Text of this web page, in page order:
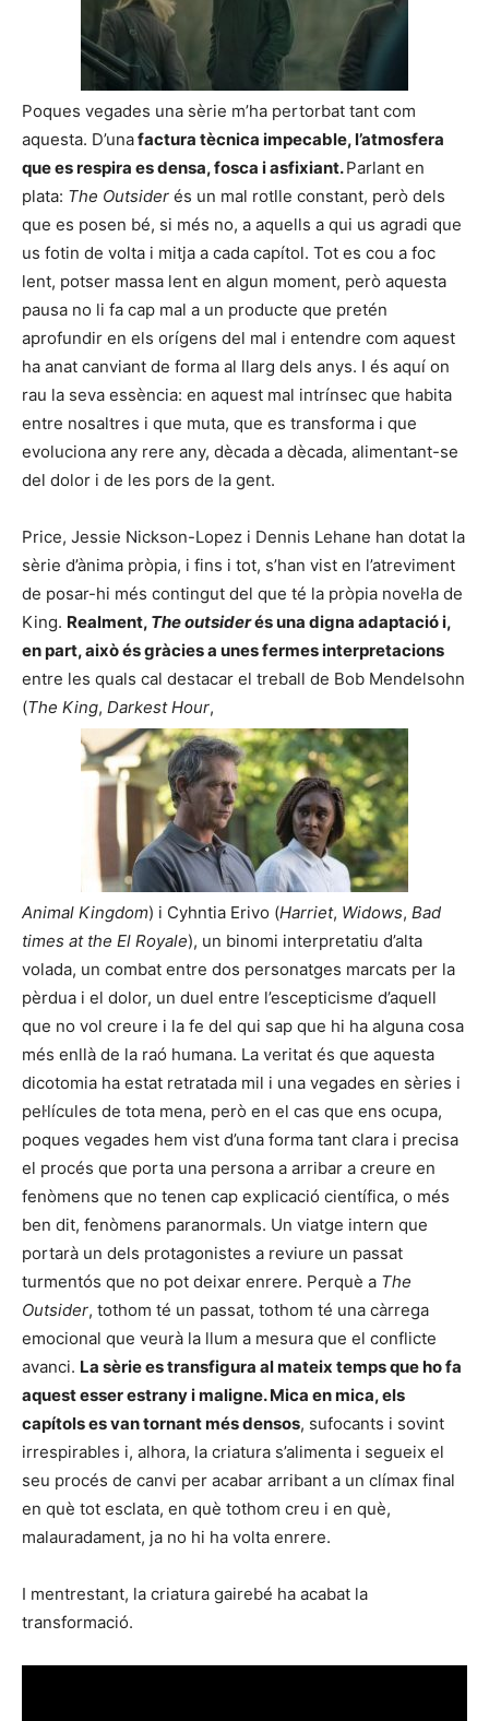
Poques vegades una sèrie m’ha pertorbat tant com
aquesta. D’unafactura tècnica impecable, l’atmosfera
que es respira es densa, fosca i asfixiant.Parlant en
plata: The Outsider és un mal rotlle constant, però dels
que es posen bé, si més no, a aquells a qui us agradi que
us fotin de volta i mitja a cada capítol. Tot es cou a foc
lent, potser massa lent en algun moment, però aquesta
pausa no li fa cap mal a un producte que pretén
aprofundir en els orígens del mal i entendre com aquest
ha anat canviant de forma al llarg dels anys. I és aquí on
rau la seva essència: en aquest mal intrínsec que habita
entre nosaltres i que muta, que es transforma i que
evoluciona any rere any, dècada a dècada, alimentant-se
del dolor i de les pors de la gent.
Price, Jessie Nickson-Lopez i Dennis Lehane han dotat la
sèrie d’ànima pròpia, i fins i tot, s’han vist en l’atreviment
de posar-hi més contingut del que té la pròpia novel·la de
King. Realment, The outsiderés una digna adaptació i,
en part, això és gràcies a unes fermes interpretacions
entre les quals cal destacar el treball de Bob Mendelsohn
(The King, Darkest Hour,
Animal Kingdom) i Cyhntia Erivo (Harriet, Widows, Bad
times at the El Royale), un binomi interpretatiu d’alta
volada, un combat entre dos personatges marcats per la
pèrdua i el dolor, un duel entre l’escepticisme d’aquell
que no vol creure i la fe del qui sap que hi ha alguna cosa
més enllà de la raó humana. La veritat és que aquesta
dicotomia ha estat retratada mil i una vegades en sèries i
pel·lícules de tota mena, però en el cas que ens ocupa,
poques vegades hem vist d’una forma tant clara i precisa
el procés que porta una persona a arribar a creure en
fenòmens que no tenen cap explicació científica, o més
ben dit, fenòmens paranormals. Un viatge intern que
portarà un dels protagonistes a reviure un passat
turmentós que no pot deixar enrere. Perquè a The
Outsider, tothom té un passat, tothom té una càrrega
emocional que veurà la llum a mesura que el conflicte
avanci. La sèrie es transfigura al mateix temps que ho fa
aquest esser estrany i maligne. Mica en mica, els
capítols es van tornant més densos, sufocants i sovint
irrespirables i, alhora, la criatura s’alimenta i segueix el
seu procés de canvi per acabar arribant a un clímax final
en què tot esclata, en què tothom creu i en què,
malauradament, ja no hi ha volta enrere.
I mentrestant, la criatura gairebé ha acabat la
transformació.